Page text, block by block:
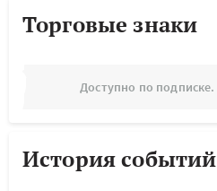
Торговые знаки
Доступно по подписке.
История событий